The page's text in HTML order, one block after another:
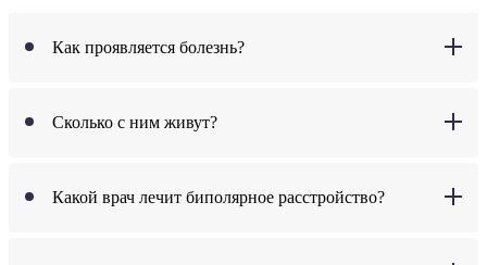
Как проявляется болезнь?
Сколько с ним живут?
Какой врач лечит биполярное расстройство?